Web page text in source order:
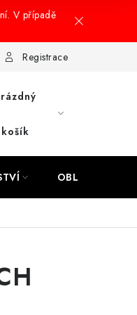
V případě
Registrace
košík
OBLEČENÍ